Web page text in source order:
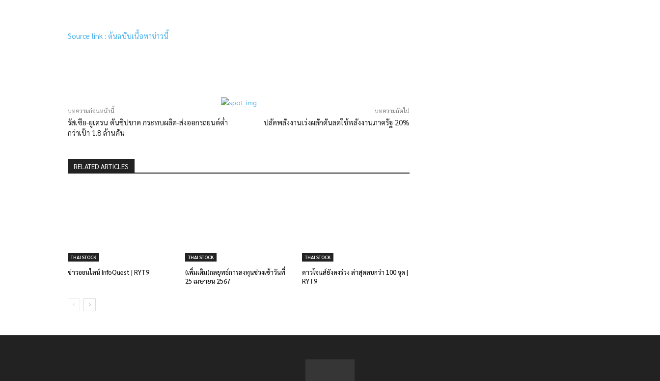
Source link : ต้นฉบับเนื้อหาข่าวนี้
บทความก่อนหน้านี้
รัสเซีย-ยูเครน ดันชิปขาด กระทบผลิต-ส่งออกรถยนต์ต่ำ
กว่าเป้า 1.8 ล้านคัน
บทความถัดไป
ปลัดพลังงานเร่งผลักดันลดใช้พลังงานภาครัฐ 20%
RELATED ARTICLES
THAI STOCK
ข่าวออนไลน์ InfoQuest | RYT9
THAI STOCK
(เพิ่มเติม)กลยุทธ์การลงทุนช่วงเช้าวันที่
25 เมษายน 2567
THAI STOCK
ดาวโจนส์ยังคงร่วง ล่าสุดลบกว่า 100 จุด |
RYT9